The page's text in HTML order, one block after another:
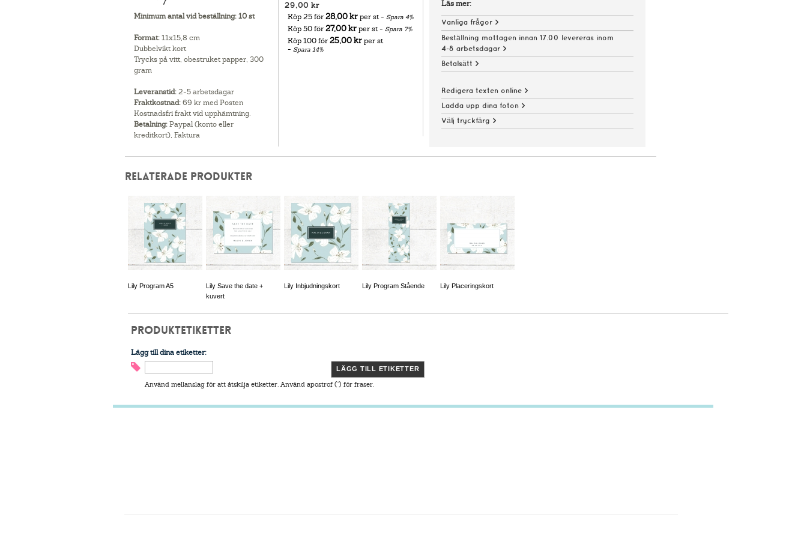
Minimum antal vid beställning:10 st
Format:11x15,8 cm
Dubbelvikt kort
Trycks på vitt, obestruket papper, 300
gram
Leveranstid:2-5 arbetsdagar
Fraktkostnad:69 kr med Posten
Kostnadsfri frakt vid upphämtning.
Betalning:Paypal (konto eller
kreditkort), Faktura
29,00 kr
Köp 25 för28,00 krper st - Spara 4%
Köp 50 för27,00 krper st - Spara 7%
Köp 100 för25,00 krper st
- Spara 14%
Läs mer:
Vanliga frågor >
Beställning mottagen innan 17.00 levereras inom
4-8 arbetsdagar >
Betalsätt >
Redigera texten online >
Ladda upp dina foton >
Välj tryckfärg >
RELATERADE PRODUKTER
Lily Program A5
Lily Save the date +
kuvert
Lily Inbjudningskort Lily Program Stående Lily Placeringskort
PRODUKTETIKETTER
Lägg till dina etiketter:
LÄGG TILL ETIKETTER
Använd mellanslag för att åtskilja etiketter. Använd apostrof (') för fraser.